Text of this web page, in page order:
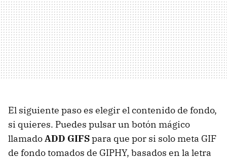
El siguiente paso es elegir el contenido de fondo,
si quieres. Puedes pulsar un botón mágico
llamadoADD GIFSpara que por si solo meta GIF
de fondo tomados de GIPHY, basados en la letra